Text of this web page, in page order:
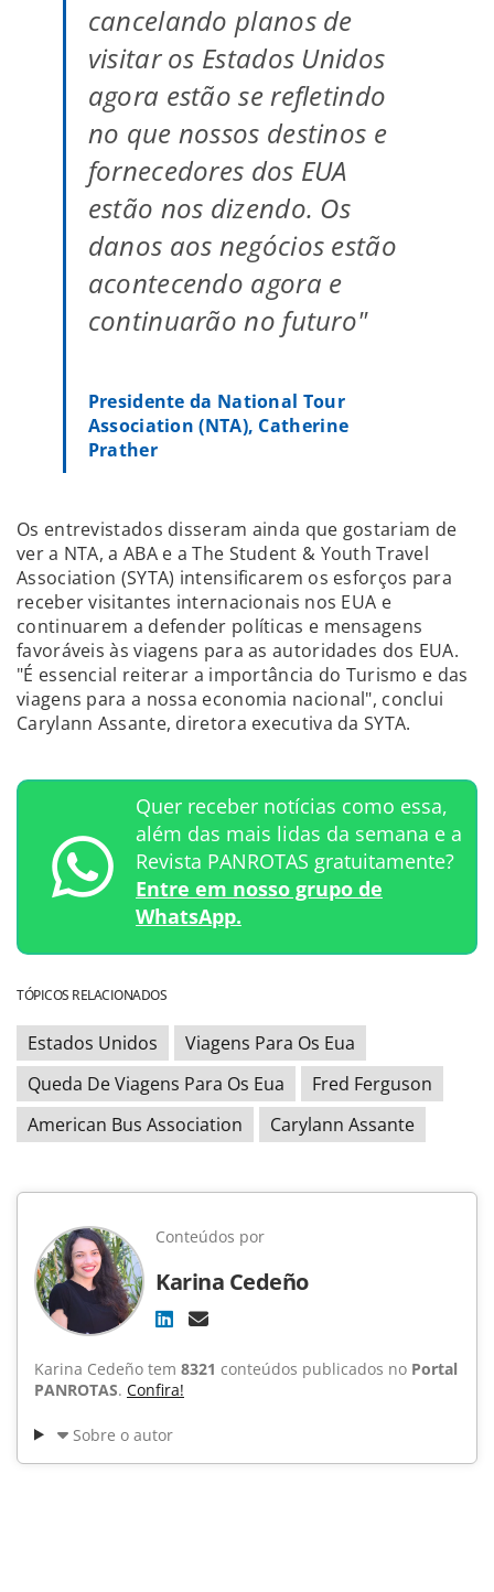
cancelando planos de
visitar os Estados Unidos
agora estão se refletindo
no que nossos destinos e
fornecedores dos EUA
estão nos dizendo. Os
danos aos negócios estão
acontecendo agora e
continuarão no futuro"
Presidente da National Tour
Association (NTA), Catherine
Prather
Os entrevistados disseram ainda que gostariam de
ver a NTA, a ABA e a The Student & Youth Travel
Association (SYTA) intensificarem os esforços para
receber visitantes internacionais nos EUA e
continuarem a defender políticas e mensagens
favoráveis às viagens para as autoridades dos EUA.
"É essencial reiterar a importância do Turismo e das
viagens para a nossa economia nacional", conclui
Carylann Assante, diretora executiva da SYTA.
Quer receber notícias como essa,
além das mais lidas da semana e a
Revista PANROTAS gratuitamente?
Entre em nosso grupo de
WhatsApp.
TÓPICOS RELACIONADOS
Estados Unidos
Viagens Para Os Eua
Queda De Viagens Para Os Eua
Fred Ferguson
American Bus Association
Carylann Assante
Conteúdos por
Karina Cedeño
Karina Cedeño tem 8321 conteúdos publicados no Portal
PANROTAS. Confira!
Sobre o autor